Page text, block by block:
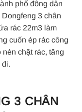
phố đông dân
3 chân
rác 22m3 làm
cuốn ép rác công
chặt rác, tăng
đi.
3 CHÂN